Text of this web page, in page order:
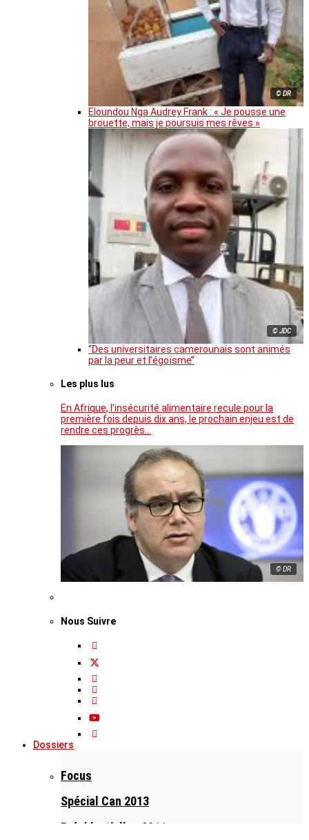
© DR
Eloundou Nga Audrey Frank : « Je pousse une
brouette, mais je poursuis mes rêves »
© JDC
‘’Des universitaires camerounais sont animés
par la peur et l’égoïsme’’
Les plus lus
En Afrique, l’insécurité alimentaire recule pour la
première fois depuis dix ans, le prochain enjeu est de
rendre ces progrès…
© DR
Nous Suivre
Dossiers
Focus
Spécial Can 2013
Présidentielles 2011